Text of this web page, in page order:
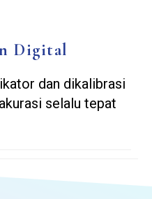
Digital
dan dikalibrasi
selalu tepat